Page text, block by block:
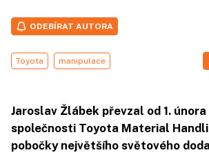
ODEBÍRAT AUTORA
Toyota manipulace
Jaroslav Žlábek převzal od 1.
společnosti Toyota Material
pobočky největšího světového